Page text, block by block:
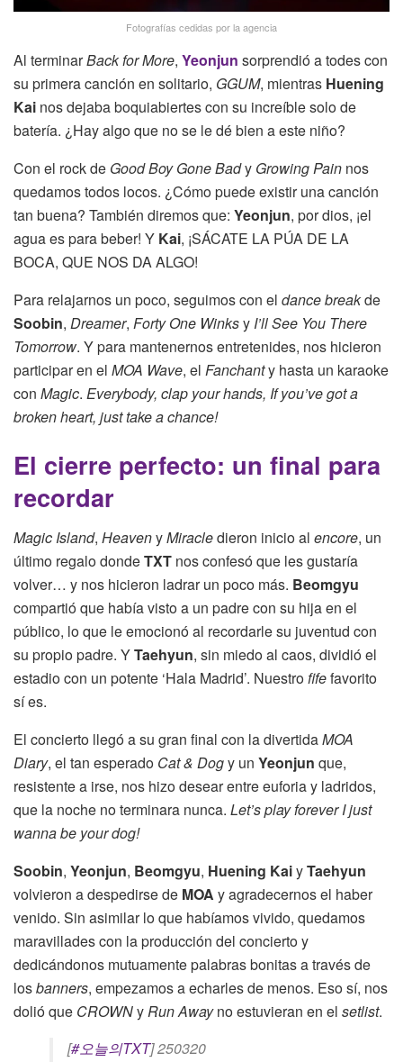
Fotografías cedidas por la agencia
Al terminarBack for More, Yeonjun sorprendió a todes con
su primera canción en solitario, GGUM, mientras Huening
Kai nos dejaba boquiabiertes con su increíble solo de
batería. ¿Hay algo que no se le dé bien a este niño?
Con el rock de Good Boy Gone Bady Growing Pain nos
quedamos todos locos. ¿Cómo puede existir una canción
tan buena? También diremos que: Yeonjun, por dios, ¡el
agua es para beber! Y Kai, ¡SÁCATE LA PÚA DE LA
BOCA, QUE NOS DA ALGO!
Para relajarnos un poco, seguimos con el dance breakde
Soobin, Dreamer, Forty One Winksy I’ll See You There
Tomorrow. Y para mantenernos entretenides, nos hicieron
participar en el MOA Wave, el Fanchanty hasta un karaoke
con Magic. Everybody, clap your hands, If you’ve got a
broken heart, just take a chance!
El cierre perfecto: un final para
recordar
Magic Island, HeavenyMiracledieron inicio al encore, un
último regalo dondeTXT nos confesó que les gustaría
volver… y nos hicieron ladrar un poco más. Beomgyu
compartió que había visto a un padre con su hija en el
público, lo que le emocionó al recordarle su juventud con
su propio padre. YTaehyun, sin miedo al caos, dividió el
estadio con un potente ‘Hala Madrid’. Nuestrofifefavorito
sí es.
El concierto llegó a su gran final con la divertidaMOA
Diary, el tan esperado Cat & Dogy un Yeonjun que,
resistente a irse, nos hizo desear entre euforia y ladridos,
que la noche no terminara nunca. Let’s play forever I just
wanna be your dog!
Soobin, Yeonjun, Beomgyu, Huening KaiyTaehyun
volvieron a despedirse de MOA y agradecernos el haber
venido. Sin asimilar lo que habíamos vivido, quedamos
maravillades con la producción del concierto y
dedicándonos mutuamente palabras bonitas a través de
losbanners, empezamos a echarles de menos. Eso sí, nos
dolió que CROWNyRun Awayno estuvieran en el setlist.
[#오늘의TXT] 250320